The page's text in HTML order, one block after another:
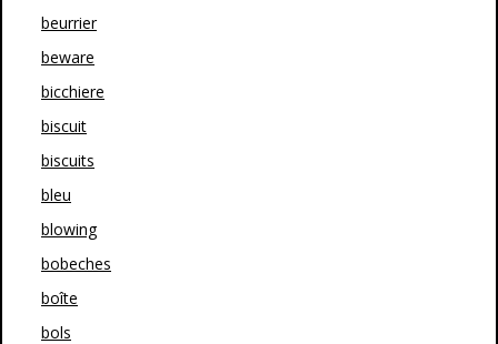
beurrier
beware
bicchiere
biscuit
biscuits
bleu
blowing
bobeches
boîte
bols